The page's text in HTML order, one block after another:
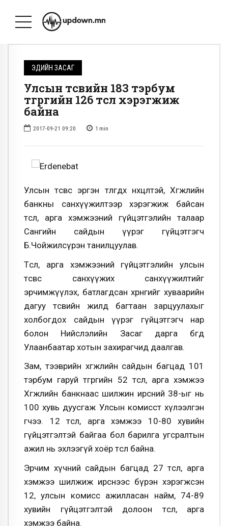
ЭДИЙН ЗАСАГ
Улсын төсвийн 183 тэрбум
төгрөгийн 126 төсөл хэрэгжиж
байна
2017-09-21 09:20 1 min
Улсын төсвөөс эргэн төлөгдөх нөхцөлтэй, Хөгжлийн
банкны санхүүжилтээр хэрэгжиж байсан
төсөл, арга хэмжээний гүйцэтгэлийн талаар
Сангийн сайдын үүрэг гүйцэтгэгч
Б.Чойжилсүрэн танилцуулав.
Төсөл, арга хэмжээний гүйцэтгэлийн улсын
төсвөөс санхүүжих санхүүжилтийг
эрчимжүүлэх, батлагдсан хөрөнгийг хуваарийн
дагуу төсвийн жилд багтаан зарцуулахыг
холбогдох сайдын үүрэг гүйцэтгэгч нар
болон Нийслэлийн Засаг дарга бөгөөд
Улаанбаатар хотын захирагчид даалгав.
Зам, тээврийн хөгжлийн сайдын багцад 101
тэрбум гаруй төгрөгийн 52 төсөл, арга хэмжээ
Хөгжлийн банкнаас шилжин ирсний 38-ыг нь
100 хувь дуусгаж Улсын комисст хүлээлгэн
өгчээ. 12 төсөл, арга хэмжээ 10-80 хувийн
гүйцэтгэлтэй байгаа бол барилга угсралтын
ажил нь эхлээгүй хоёр төсөл байна.
Эрчим хүчний сайдын багцад 27 төсөл, арга
хэмжээ шилжиж ирснээс бүрэн хэрэгжсэн
12, улсын комисс ажилласан найм, 74-89
хувийн гүйцэтгэлтэй долоон төсөл, арга
хэмжээ байна.